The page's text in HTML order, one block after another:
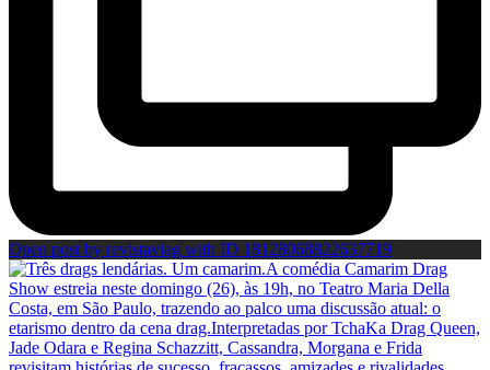
Open post by revistaviag with ID 18128068822637719